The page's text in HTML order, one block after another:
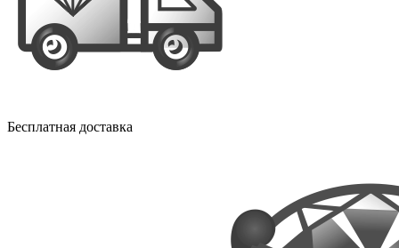
Бесплатная доставка